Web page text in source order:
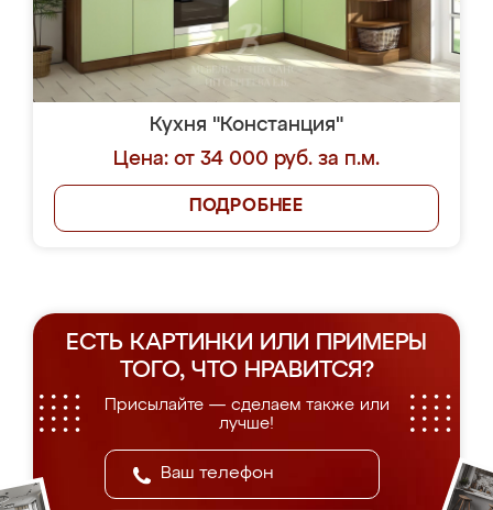
Кухня "Констанция"
Цена: от 34 000 руб. за п.м.
ПОДРОБНЕЕ
ЕСТЬ КАРТИНКИ ИЛИ ПРИМЕРЫ
ТОГО, ЧТО НРАВИТСЯ?
Присылайте — сделаем также или
лучше!